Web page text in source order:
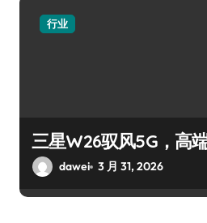
行业
三星W26驭风5G，高
dawei 3 月 31, 2026